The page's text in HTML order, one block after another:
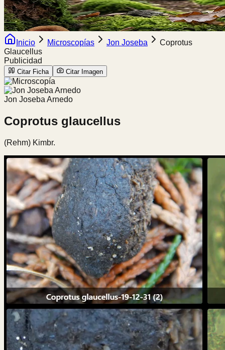
Inicio Microscopías Jon Joseba
Coprotus
Glaucellus
Publicidad
Citar Ficha Citar Imagen
Jon Joseba Arnedo
Coprotus glaucellus
(Rehm) Kimbr.